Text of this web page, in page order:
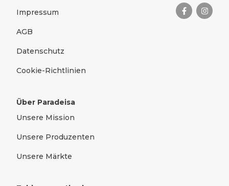
Rechtliches
Impressum
AGB
Datenschutz
Cookie-Richtlinien
Über Paradeisa
Unsere Mission
Unsere Produzenten
Unsere Märkte